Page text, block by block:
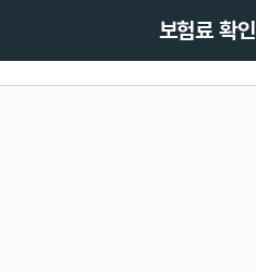
보험료 확인